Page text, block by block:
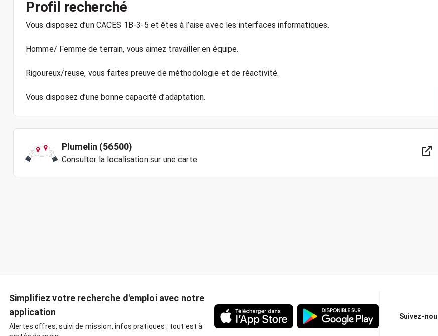
Profil recherché
Vous disposez d’un CACES 1B-3-5 et êtes à l’aise avec les interfaces informatiques.
Homme/ Femme de terrain, vous aimez travailler en équipe.
Rigoureux/reuse, vous faites preuve de méthodologie et de réactivité.
Vous disposez d’une bonne capacité d’adaptation.
Plumelin (56500)
Consulter la localisation sur une carte
Simplifiez votre recherche d'emploi avec notre
application
Alertes offres, suivi de mission, infos pratiques : tout est à
Suivez-